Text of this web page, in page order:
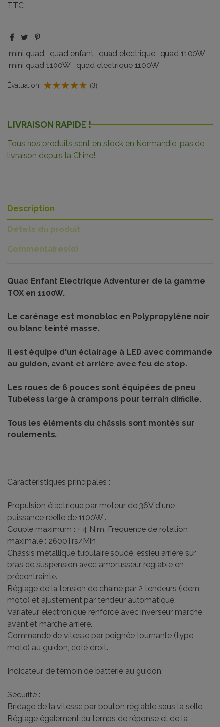
TTC
mini quad quad enfant quad electrique quad 1100W
mini quad 1100W
quad electrique 1100W
Évaluation: (3)
LIVRAISON RAPIDE !
Tous nos produits sont en stock en Normandie, pas de
livraison depuis la Chine!
Description
Détails du produit
Commentaires(0)
Quad Enfant Electrique Adventurer de la gamme
TOX en 1100W.
Le carénage est monobloc en Polypropylène noir
ou blanc teinté masse.
Il est équipé d'un éclairage à LED avec commande
au guidon, avant et arrière avec feu de stop.
Les roues de 6 pouces sont équipées de pneu
Tubeless large à crampons pour terrain difficile.
Tous les éléments du châssis sont montés sur
roulements.
Caractéristiques principales :
Propulsion électrique par moteur de 36V d'une
puissance réelle de 1100W .
Couple maximum : + 4 N.m, Fréquence de rotation
maximale : 2600Trs/Min
Châssis métallique tubulaire soudé, essieu arrière sur
bras de suspension avec amortisseur réglable en
précontrainte.
Réglage de la tension de chaine par 2 tendeurs (idem
moto) et ajustement par tendeur automatique.
Variateur électronique renforcé avec inverseur marche
avant et marche arrière.
Commande de vitesse par poignée tournante (type
moto) au guidon, coté droit.
Indicateur de témoin de batterie au guidon.
Sécurité :
Bridage de la vitesse par bouton réglable sous la selle.
Réglage également du temps de réponse et de la